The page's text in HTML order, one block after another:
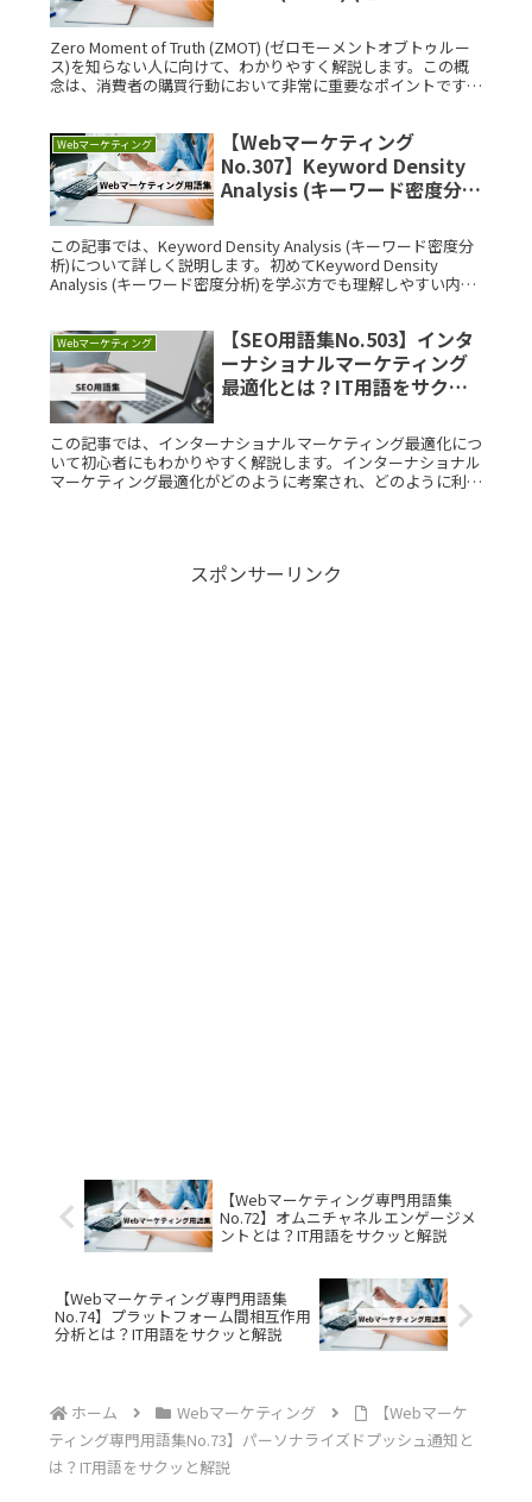
語をサクッと解説
Zero Moment of Truth (ZMOT) (ゼロモーメントオブトゥルー
ス)を知らない人に向けて、わかりやすく解説します。この概
念は、消費者の購買行動において非常に重要なポイントです。
Webマーケティング
【Webマーケティング
No.307】Keyword Density
Analysis (キーワード密度分
説
この記事では、Keyword Density Analysis (キーワード密度分
析)について詳しく説明します。初めてKeyword Density
Analysis (キーワード密度分析)を学ぶ方でも理解しやすい内容
Webマーケティング
【SEO用語集No.503】インタ
ーナショナルマーケティング
最適化とは？IT用語をサクッ
この記事では、インターナショナルマーケティング最適化につ
いて初心者にもわかりやすく解説します。インターナショナル
マーケティング最適化がどのように考案され、どのように利用
スポンサーリンク
【Webマーケティング専門用語集
No.72】オムニチャネルエンゲージメ
ントとは？IT用語をサクッと解説
【Webマーケティング専門用語集
No.74】プラットフォーム間相互作用
分析とは？IT用語をサクッと解説
ホーム Webマーケティング
【Webマーケ
ティング専門用語集No.73】パーソナライズドプッシュ通知と
は？IT用語をサクッと解説